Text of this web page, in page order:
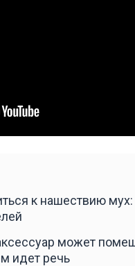
к нашествию
может
идет речь